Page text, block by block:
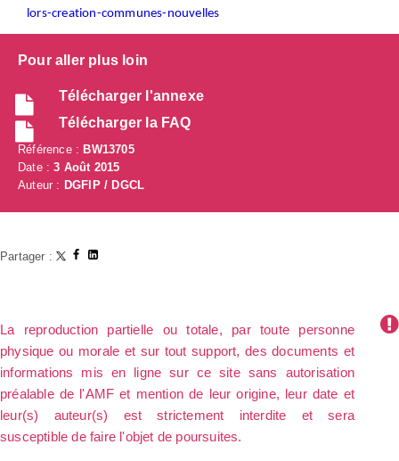
lors-creation-communes-nouvelles
Pour aller plus loin
Télécharger l'annexe
Télécharger la FAQ
Référence :BW13705
Date :3 Août 2015
Auteur : DGFIP / DGCL
Partager :
La reproduction partielle ou totale, par toute personne
physique ou morale et sur tout support, des documents et
informations mis en ligne sur ce site sans autorisation
préalable de l'AMF et mention de leur origine, leur date et
leur(s) auteur(s) est strictement interdite et sera
susceptible de faire l'objet de poursuites.